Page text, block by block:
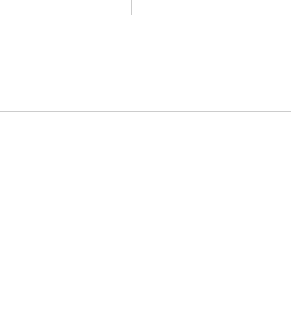
mit Freunden und Familie
Egal, ob du Landschaften,
Kamera liefert immer
jeden Moment in noch nie
oder Videos aufnehmen, Sie
Test der Zeit überdauern. Die
für ein beeindruckendes und
Lieblingsaktivitäten entwickelt
Spiele zu spielen und an
Touch-Oberfläche.
11 WiFi + 5G. Mit seinem
unvergleichlichen Leistung wird
mehr zu tun als je zuvor.